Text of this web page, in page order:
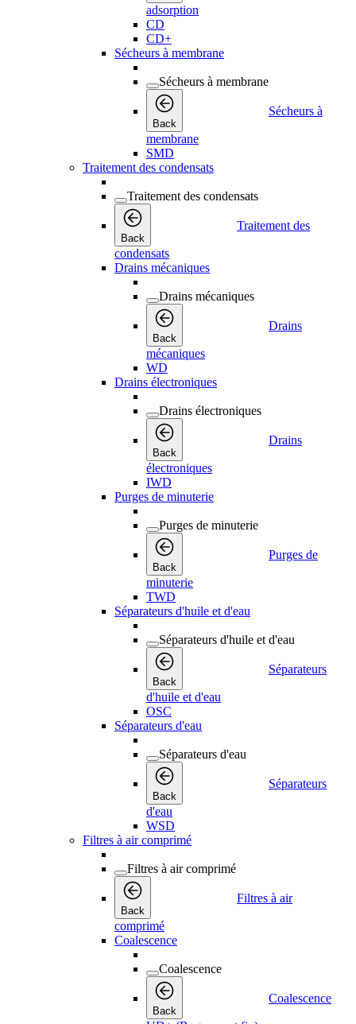
adsorption
CD
CD+
Sécheurs à membrane
Sécheurs à membrane
Back
Sécheurs à
membrane
SMD
Traitement des condensats
Traitement des condensats
Back
Traitement des
condensats
Drains mécaniques
Drains mécaniques
Back
Drains
mécaniques
WD
Drains électroniques
Drains électroniques
Back
Drains
électroniques
IWD
Purges de minuterie
Purges de minuterie
Back
Purges de
minuterie
TWD
Séparateurs d'huile et d'eau
Séparateurs d'huile et d'eau
Back
Séparateurs
d'huile et d'eau
OSC
Séparateurs d'eau
Séparateurs d'eau
Back
Séparateurs
d'eau
WSD
Filtres à air comprimé
Filtres à air comprimé
Back
Filtres à air
comprimé
Coalescence
Coalescence
Back
Coalescence